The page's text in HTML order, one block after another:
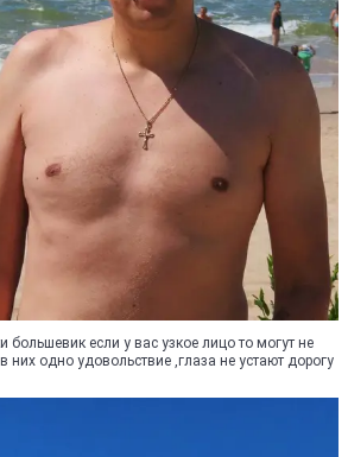
большевик если у вас узкое лицо то могут не
них одно удовольствие ,глаза не устают дорогу